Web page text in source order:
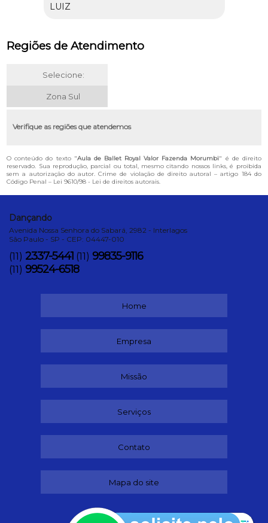
LUIZ
Regiões de Atendimento
Selecione:
Zona Sul
Verifique as regiões que atendemos
O conteúdo do texto "Aula de Ballet Royal Valor Fazenda Morumbi" é de direito
reservado. Sua reprodução, parcial ou total, mesmo citando nossos links, é proibida
sem a autorização do autor. Crime de violação de direito autoral – artigo 184 do
Código Penal – Lei 9610/98 - Lei de direitos autorais.
Dançando
Avenida Nossa Senhora do Sabará, 2982 - Interlagos
São Paulo - SP - CEP: 04447-010
(11) 2337-5441 (11) 99835-9116
(11) 99524-6518
Home
Empresa
Missão
Serviços
Contato
Mapa do site